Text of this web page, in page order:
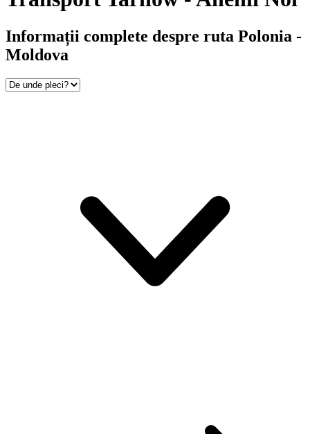
Informații complete despre ruta Polonia -
Moldova